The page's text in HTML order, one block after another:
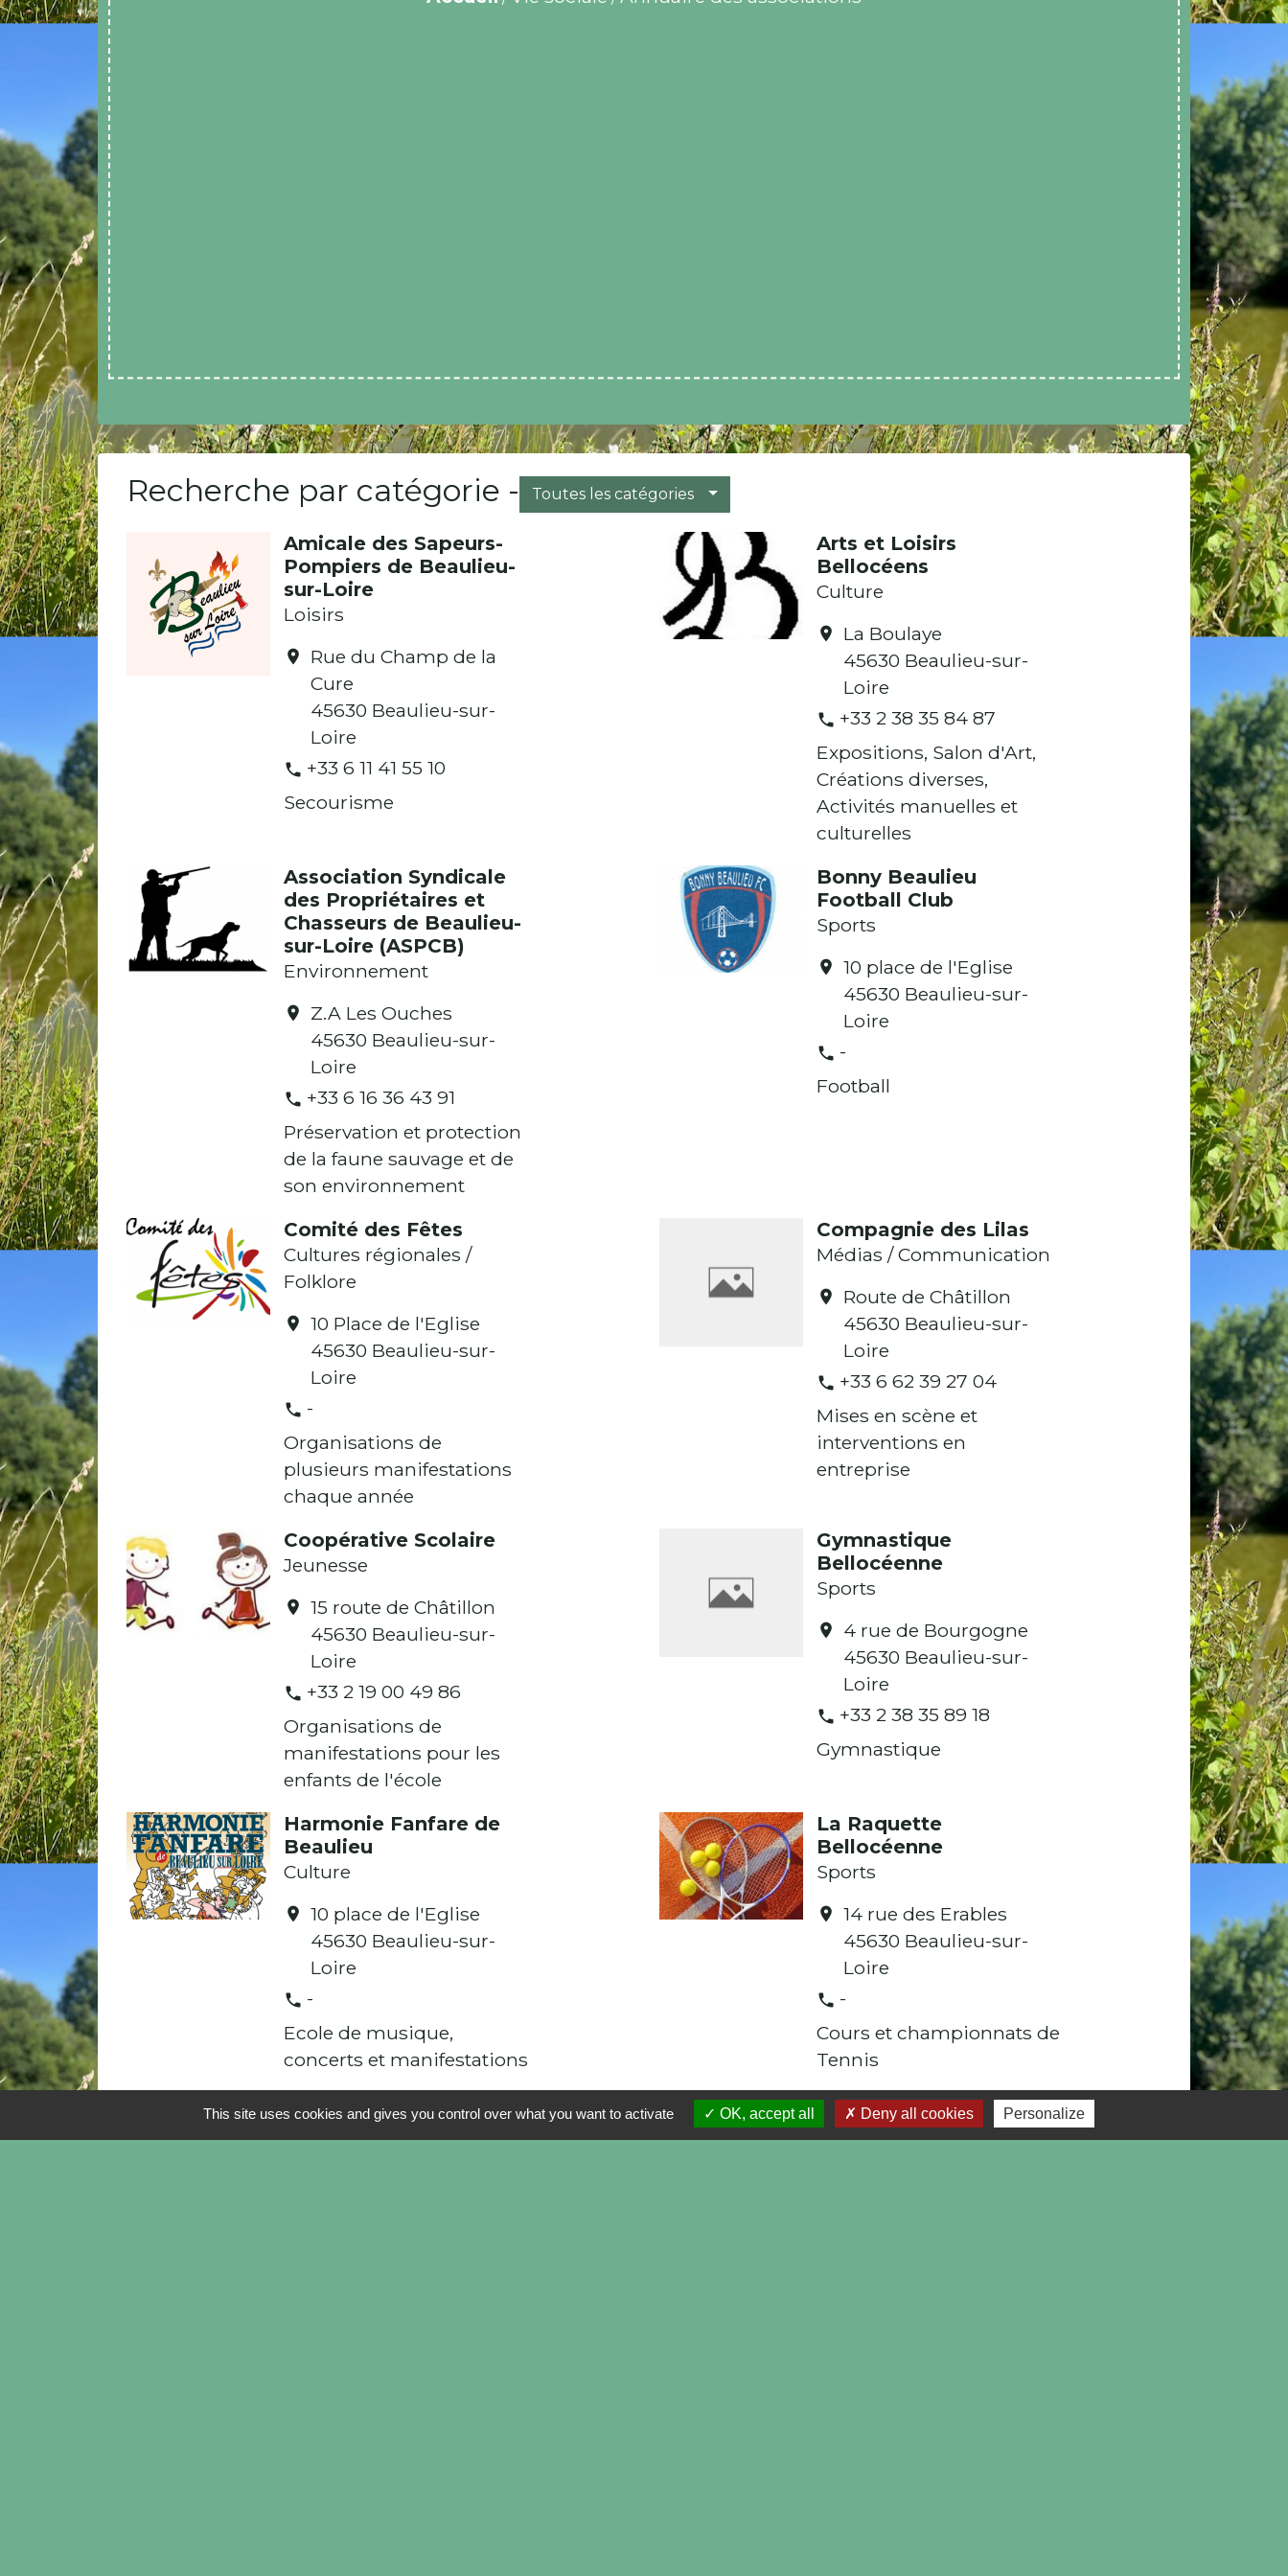
Recherche par catégorie - Toutes les catégories
Amicale des Sapeurs-
Pompiers de Beaulieu-
sur-Loire
Loisirs
location_on
Rue du Champ de la
Cure
45630 Beaulieu-sur-
Loire
phone +33 6 11 41 55 10
Secourisme
Arts et Loisirs
Bellocéens
Culture
location_on
La Boulaye
45630 Beaulieu-sur-
Loire
phone +33 2 38 35 84 87
Expositions, Salon d'Art,
Créations diverses,
Activités manuelles et
culturelles
Association Syndicale
des Propriétaires et
Chasseurs de Beaulieu-
sur-Loire (ASPCB)
Environnement
location_on
Z.A Les Ouches
45630 Beaulieu-sur-
Loire
phone +33 6 16 36 43 91
Préservation et protection
de la faune sauvage et de
son environnement
Bonny Beaulieu
Football Club
Sports
location_on 10 place de l'Eglise
45630 Beaulieu-sur-
Loire
phone -
Football
Comité des Fêtes
Cultures régionales /
Folklore
location_on 10 Place de l'Eglise
45630 Beaulieu-sur-
Loire
phone -
Organisations de
plusieurs manifestations
chaque année
Compagnie des Lilas
Médias / Communication
location_on
Route de Châtillon
45630 Beaulieu-sur-
Loire
phone +33 6 62 39 27 04
Mises en scène et
interventions en
entreprise
Coopérative Scolaire
Jeunesse
location_on 15 route de Châtillon
45630 Beaulieu-sur-
Loire
phone +33 2 19 00 49 86
Organisations de
manifestations pour les
enfants de l'école
Gymnastique
Bellocéenne
Sports
location_on
4 rue de Bourgogne
45630 Beaulieu-sur-
Loire
phone +33 2 38 35 89 18
Gymnastique
Harmonie Fanfare de
Beaulieu
Culture
location_on 10 place de l'Eglise
45630 Beaulieu-sur-
Loire
phone -
Ecole de musique,
concerts et manifestations
La Raquette
Bellocéenne
Sports
location_on 14 rue des Erables
45630 Beaulieu-sur-
Loire
phone -
Cours et championnats de
Tennis
This site uses cookies and gives you control over what you want to activate OK, accept all Deny all cookies Personalize